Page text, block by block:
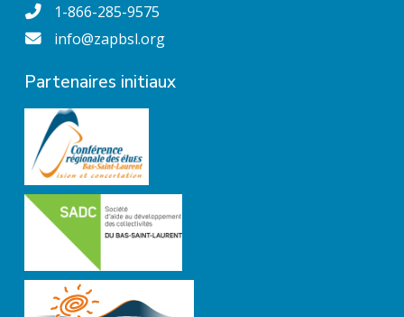
1-866-285-9575
info@zapbsl.org
Partenaires initiaux